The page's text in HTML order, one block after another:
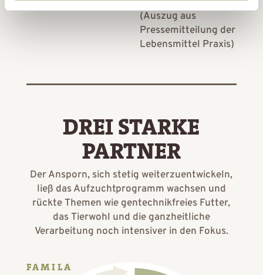
(Auszug aus
Pressemitteilung der
Lebensmittel Praxis)
DREI STARKE
PARTNER
Der Ansporn, sich stetig weiterzuentwickeln,
ließ das Aufzuchtprogramm wachsen und
rückte Themen wie gentechnikfreies Futter,
das Tierwohl und die ganzheitliche
Verarbeitung noch intensiver in den Fokus.
FAMILA